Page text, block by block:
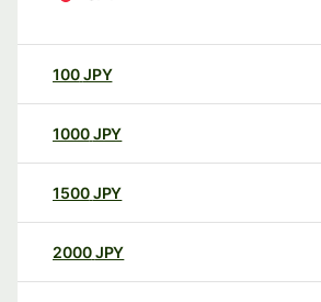
100JPY
1000JPY
1500JPY
2000JPY